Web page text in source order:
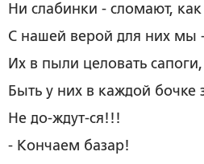
Ни слабинки - сломают, как
С нашей верой для них мы
Их в пыли целовать сапоги,
Быть у них в каждой бочке
Не до-ждут-ся!!!
- Кончаем базар!